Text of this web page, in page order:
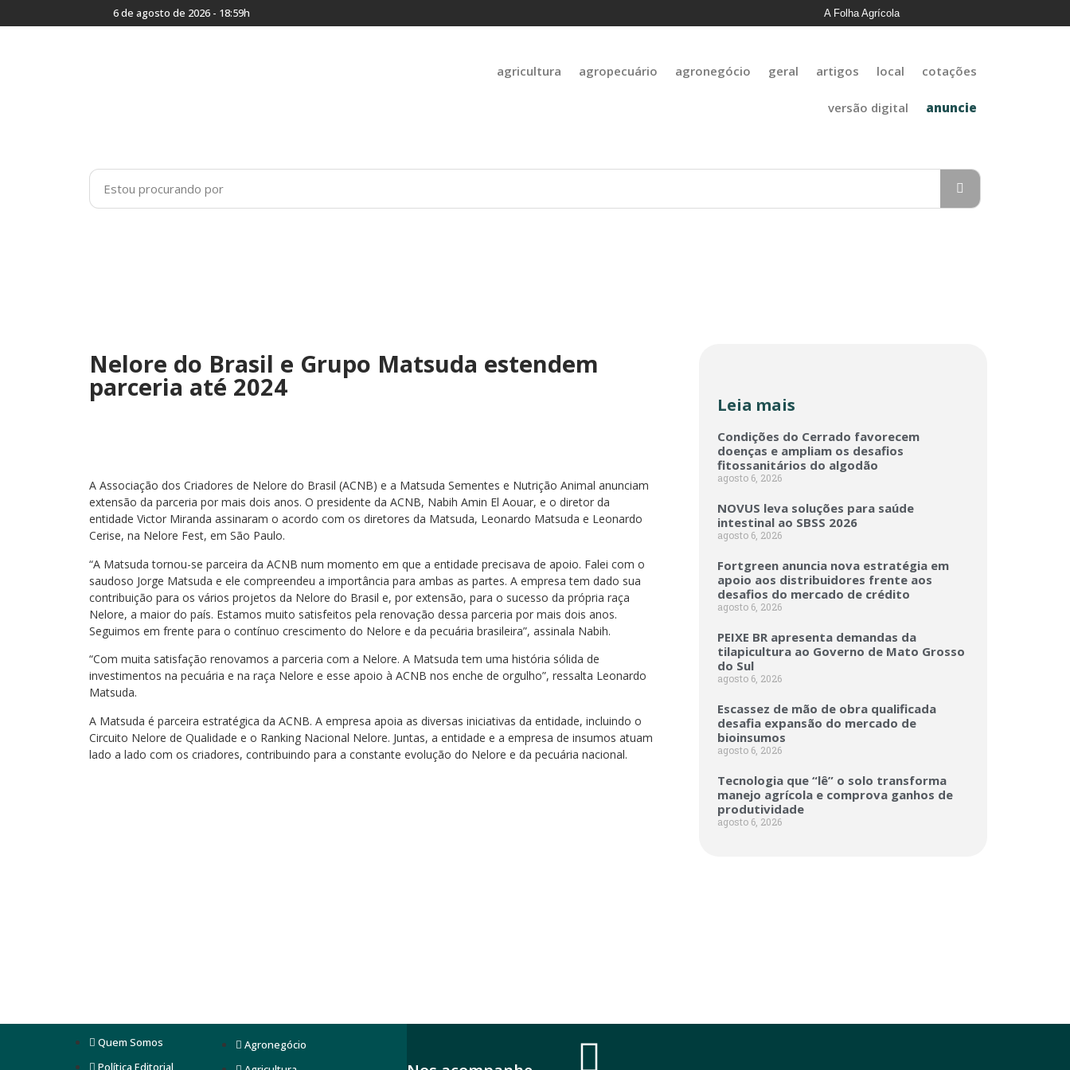
6 de agosto de 2026 - 18:59h A Folha Agrícola
agricultura agropecuário agronegócio geral artigos local cotações
versão digital anuncie
Nelore do Brasil e Grupo Matsuda estendem
parceria até 2024
A Associação dos Criadores de Nelore do Brasil (ACNB) e a Matsuda Sementes e Nutrição Animal anunciam
extensão da parceria por mais dois anos. O presidente da ACNB, Nabih Amin El Aouar, e o diretor da
entidade Victor Miranda assinaram o acordo com os diretores da Matsuda, Leonardo Matsuda e Leonardo
Cerise, na Nelore Fest, em São Paulo.
“A Matsuda tornou-se parceira da ACNB num momento em que a entidade precisava de apoio. Falei com o
saudoso Jorge Matsuda e ele compreendeu a importância para ambas as partes. A empresa tem dado sua
contribuição para os vários projetos da Nelore do Brasil e, por extensão, para o sucesso da própria raça
Nelore, a maior do país. Estamos muito satisfeitos pela renovação dessa parceria por mais dois anos.
Seguimos em frente para o contínuo crescimento do Nelore e da pecuária brasileira”, assinala Nabih.
“Com muita satisfação renovamos a parceria com a Nelore. A Matsuda tem uma história sólida de
investimentos na pecuária e na raça Nelore e esse apoio à ACNB nos enche de orgulho”, ressalta Leonardo
Matsuda.
A Matsuda é parceira estratégica da ACNB. A empresa apoia as diversas iniciativas da entidade, incluindo o
Circuito Nelore de Qualidade e o Ranking Nacional Nelore. Juntas, a entidade e a empresa de insumos atuam
lado a lado com os criadores, contribuindo para a constante evolução do Nelore e da pecuária nacional.
Leia mais
Condições do Cerrado favorecem
doenças e ampliam os desafios
fitossanitários do algodão
agosto 6, 2026
NOVUS leva soluções para saúde
intestinal ao SBSS 2026
agosto 6, 2026
Fortgreen anuncia nova estratégia em
apoio aos distribuidores frente aos
desafios do mercado de crédito
agosto 6, 2026
PEIXE BR apresenta demandas da
tilapicultura ao Governo de Mato Grosso
do Sul
agosto 6, 2026
Escassez de mão de obra qualificada
desafia expansão do mercado de
bioinsumos
agosto 6, 2026
Tecnologia que “lê” o solo transforma
manejo agrícola e comprova ganhos de
produtividade
agosto 6, 2026
Quem Somos
Política Editorial
Agronegócio